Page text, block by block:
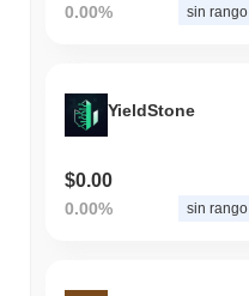
0.00% sin rango
YieldStone
$0.00
0.00% sin rango